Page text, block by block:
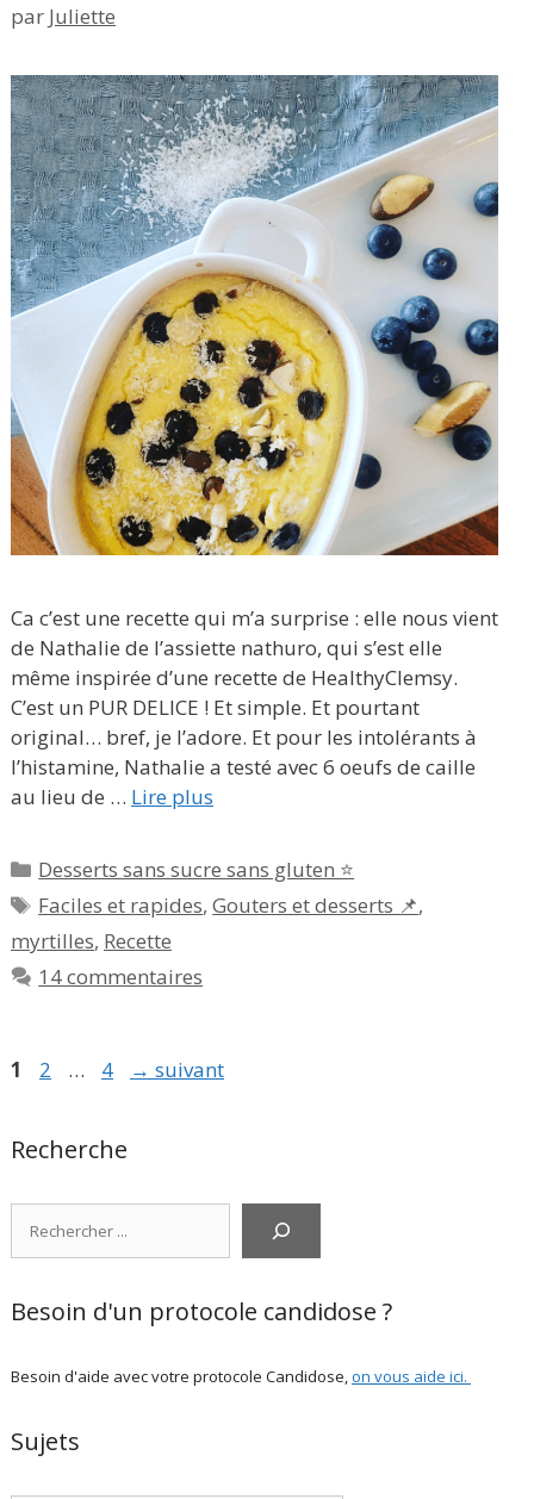
par Juliette
Ca c’est une recette qui m’a surprise : elle nous vient
de Nathalie de l’assiette nathuro, qui s’est elle
même inspirée d’une recette de HealthyClemsy.
C’est un PUR DELICE ! Et simple. Et pourtant
original… bref, je l’adore. Et pour les intolérants à
l’histamine, Nathalie a testé avec 6 oeufs de caille
au lieu de … Lire plus
Catégories
Desserts sans sucre sans gluten ⭐
Étiquettes
Faciles et rapides,Gouters et desserts 📌,
myrtilles, Recette
14 commentaires
Page
1 Page
2 … Page
4 → suivant
Recherche
Besoin d'un protocole candidose ?
Besoin d'aide avec votre protocole Candidose,on vous aide ici.
Sujets